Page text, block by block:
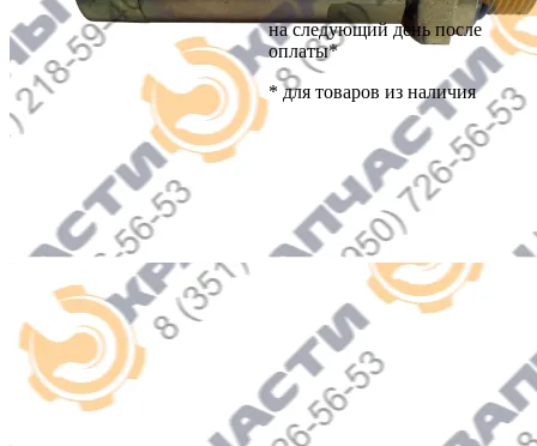
на следующий день после
оплаты*
* для товаров из наличия